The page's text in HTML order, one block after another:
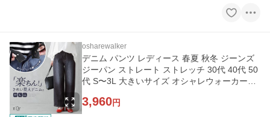
osharewalker
デニム パンツ レディース 春夏 秋冬 ジーンズ
ジーパン ストレート ストレッチ 30代 40代 50
代 S〜3L 大きいサイズ オシャレウォーカー
3,960円